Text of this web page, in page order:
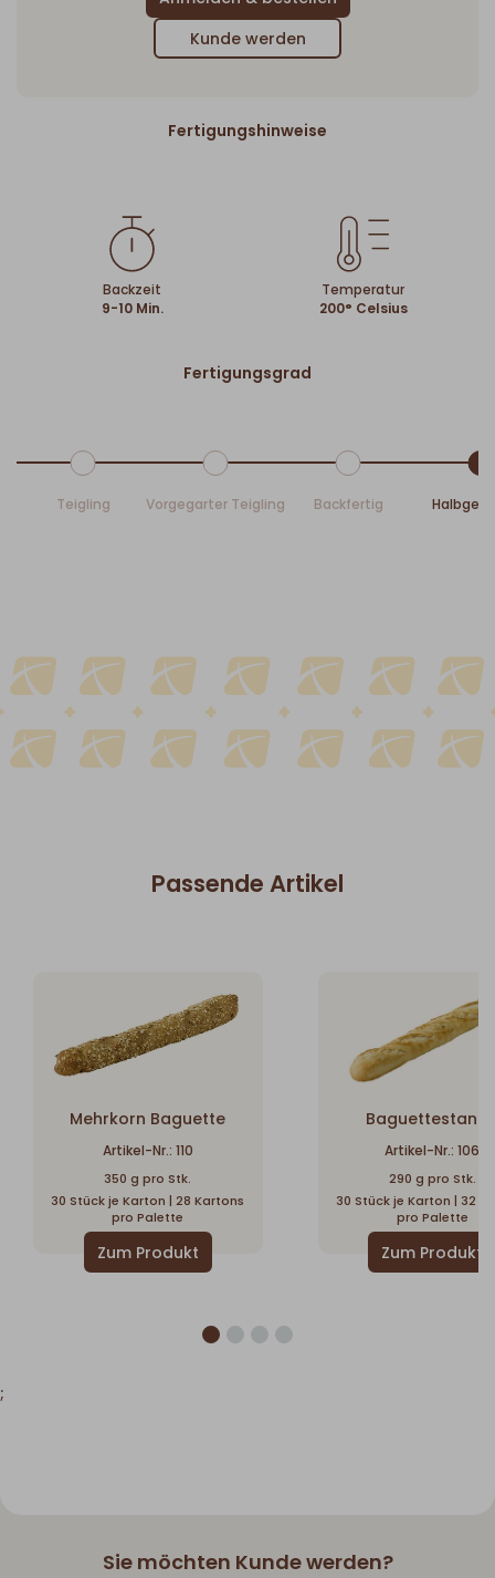
Kunde werden
Fertigungshinweise
Backzeit
9-10 Min.
Temperatur
200° Celsius
Fertigungsgrad
Teigling Vorgegarter Teigling Backfertig
Passende Artikel
Mehrkorn Baguette
Artikel-Nr.: 110
350 g pro Stk.
30 Stück je Karton | 28 Kartons
pro Palette
Artikel-Nr.: 106
290 g pro Stk.
30 Stück je Karton | 32
pro Palette
;
Sie möchten Kunde werden?